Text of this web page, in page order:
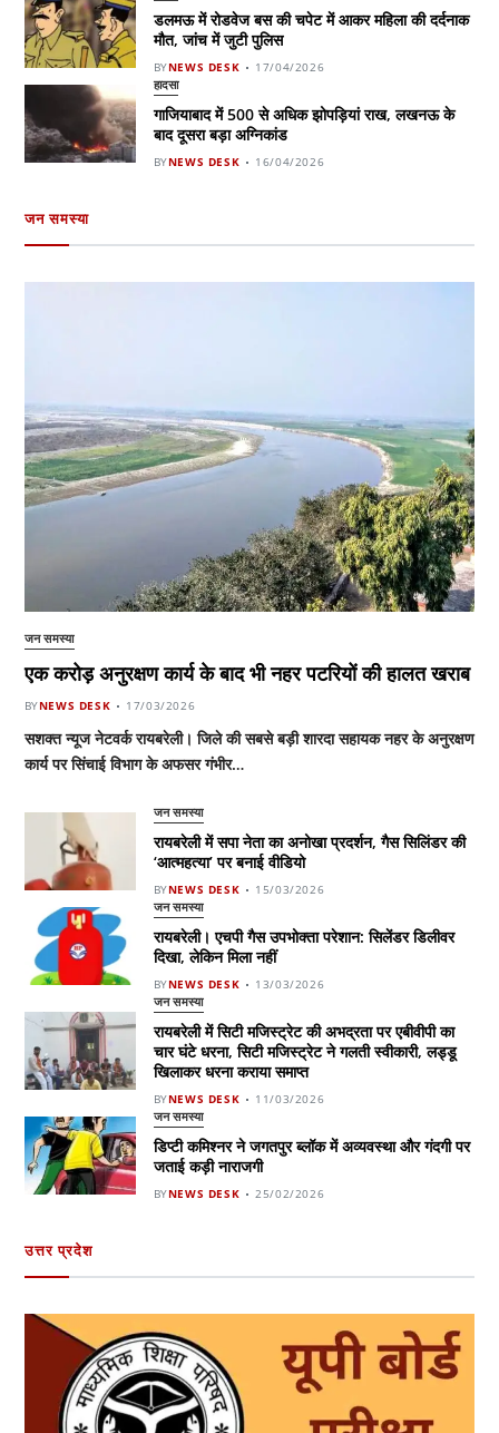
डलमऊ में रोडवेज बस की चपेट में आकर महिला की दर्दनाक
मौत, जांच में जुटी पुलिस
BYNEWS DESK 17/04/2026
हादसा
गाजियाबाद में 500 से अधिक झोपड़ियां राख, लखनऊ के
बाद दूसरा बड़ा अग्निकांड
BYNEWS DESK 16/04/2026
जन समस्या
जन समस्या
एक करोड़ अनुरक्षण कार्य के बाद भी नहर पटरियों की हालत खराब
BYNEWS DESK 17/03/2026
सशक्त न्यूज नेटवर्क रायबरेली। जिले की सबसे बड़ी शारदा सहायक नहर के अनुरक्षण
कार्य पर सिंचाई विभाग के अफसर गंभीर…
जन समस्या
रायबरेली में सपा नेता का अनोखा प्रदर्शन, गैस सिलिंडर की
‘आत्महत्या’ पर बनाई वीडियो
BYNEWS DESK 15/03/2026
जन समस्या
रायबरेली। एचपी गैस उपभोक्ता परेशान: सिलेंडर डिलीवर
दिखा, लेकिन मिला नहीं
BYNEWS DESK 13/03/2026
जन समस्या
रायबरेली में सिटी मजिस्ट्रेट की अभद्रता पर एबीवीपी का
चार घंटे धरना, सिटी मजिस्ट्रेट ने गलती स्वीकारी, लड्डू
खिलाकर धरना कराया समाप्त
BYNEWS DESK 11/03/2026
जन समस्या
डिप्टी कमिश्नर ने जगतपुर ब्लॉक में अव्यवस्था और गंदगी पर
जताई कड़ी नाराजगी
BYNEWS DESK 25/02/2026
उत्तर प्रदेश